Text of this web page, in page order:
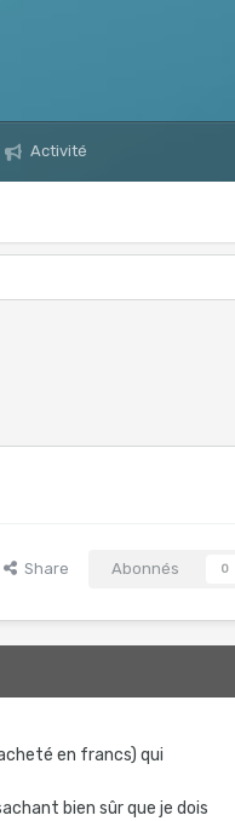
Activité
Share Abonnés 0
en francs) qui
bien sûr que je dois